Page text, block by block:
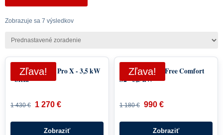
Zobrazuje sa 7 výsledkov
Zľava!
Hisense Energy Pro X - 3,5 kW
- biela
1 430 € 1 270 €
Zobraziť
Zľava!
Samsung WindFree Comfort
S2 - 3,5 kW
1 180 € 990 €
Zobraziť